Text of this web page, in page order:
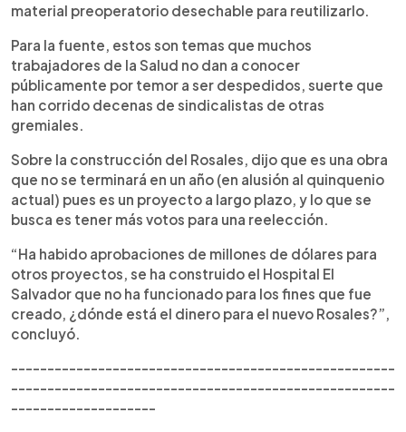
material preoperatorio desechable para reutilizarlo.
Para la fuente, estos son temas que muchos
trabajadores de la Salud no dan a conocer
públicamente por temor a ser despedidos, suerte que
han corrido decenas de sindicalistas de otras
gremiales.
Sobre la construcción del Rosales, dijo que es una obra
que no se terminará en un año (en alusión al quinquenio
actual) pues es un proyecto a largo plazo, y lo que se
busca es tener más votos para una reelección.
“Ha habido aprobaciones de millones de dólares para
otros proyectos, se ha construido el Hospital El
Salvador que no ha funcionado para los fines que fue
creado, ¿dónde está el dinero para el nuevo Rosales?”,
concluyó.
-----------------------------------------------------
-----------------------------------------------------
--------------------